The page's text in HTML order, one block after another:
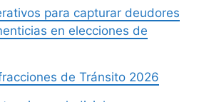
para capturar deudores
en elecciones de
de Tránsito 2026